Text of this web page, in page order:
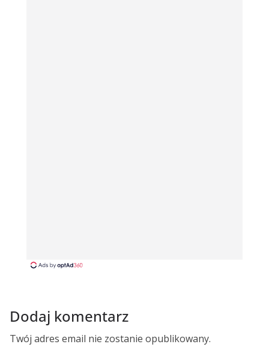
Dodaj komentarz
Twój adres email nie zostanie opublikowany.